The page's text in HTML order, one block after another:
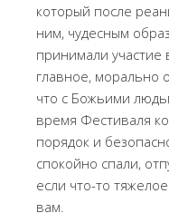
который после
ним, чудесным
принимали участие
главное, морально
что с Божьими
время Фестиваля
порядок и
спокойно спали,
если что-то
вам.